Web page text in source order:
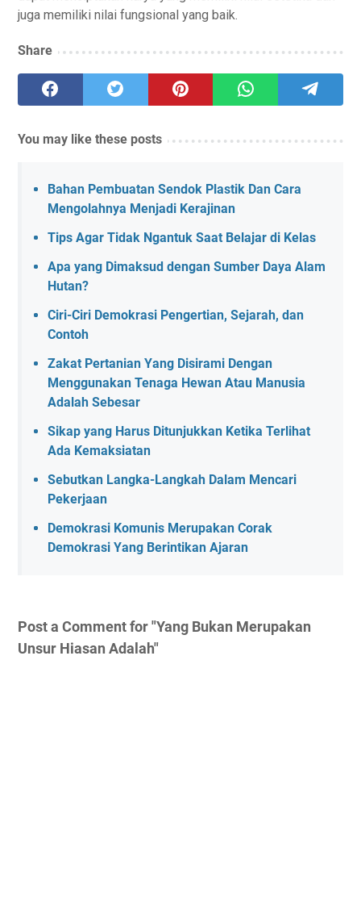
juga memiliki nilai fungsional yang baik.
Share
You may like these posts
Bahan Pembuatan Sendok Plastik Dan Cara
Mengolahnya Menjadi Kerajinan
Tips Agar Tidak Ngantuk Saat Belajar di Kelas
Apa yang Dimaksud dengan Sumber Daya Alam
Hutan?
Ciri-Ciri Demokrasi Pengertian, Sejarah, dan
Contoh
Zakat Pertanian Yang Disirami Dengan
Menggunakan Tenaga Hewan Atau Manusia
Adalah Sebesar
Sikap yang Harus Ditunjukkan Ketika Terlihat
Ada Kemaksiatan
Sebutkan Langka-Langkah Dalam Mencari
Pekerjaan
Demokrasi Komunis Merupakan Corak
Demokrasi Yang Berintikan Ajaran
Post a Comment for "Yang Bukan Merupakan
Unsur Hiasan Adalah"